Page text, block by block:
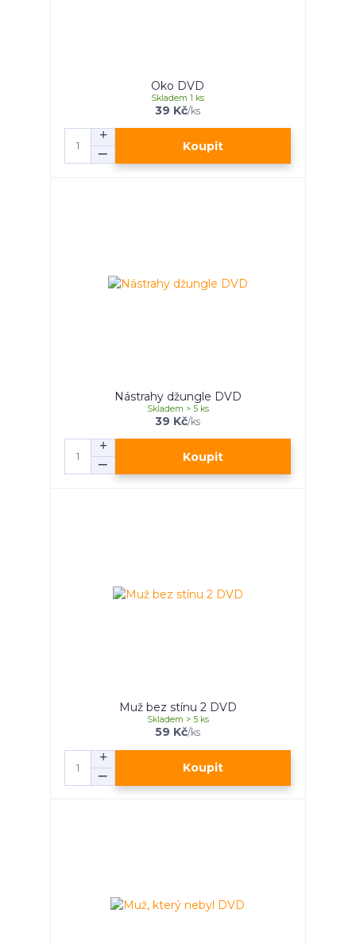
Oko DVD
39 Kč/ks
Skladem 1 ks
Koupit
Nástrahy džungle DVD
39 Kč/ks
Skladem > 5 ks
Koupit
Muž bez stínu 2 DVD
59 Kč/ks
Skladem > 5 ks
Koupit